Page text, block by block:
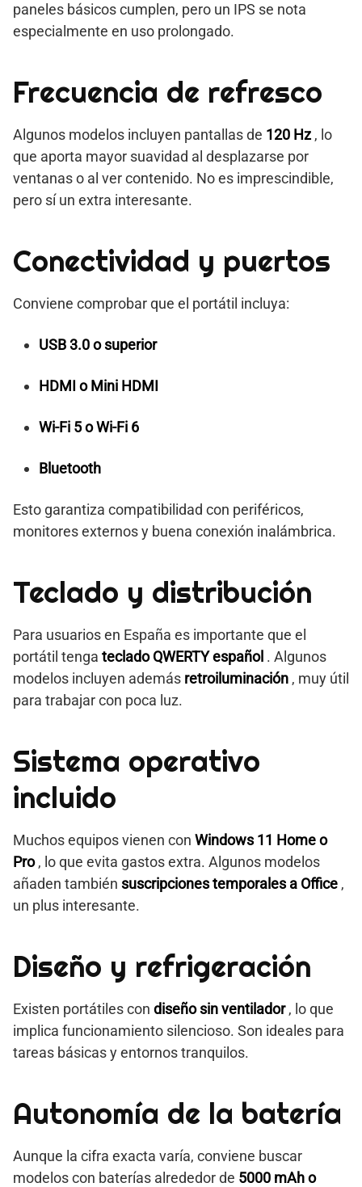
paneles básicos cumplen, pero un IPS se nota
especialmente en uso prolongado.
Frecuencia de refresco
Algunos modelos incluyen pantallas de 120 Hz , lo
que aporta mayor suavidad al desplazarse por
ventanas o al ver contenido. No es imprescindible,
pero sí un extra interesante.
Conectividad y puertos
Conviene comprobar que el portátil incluya:
USB 3.0 o superior
HDMI o Mini HDMI
Wi-Fi 5 o Wi-Fi 6
Bluetooth
Esto garantiza compatibilidad con periféricos,
monitores externos y buena conexión inalámbrica.
Teclado y distribución
Para usuarios en España es importante que el
portátil tenga teclado QWERTY español . Algunos
modelos incluyen además retroiluminación , muy útil
para trabajar con poca luz.
Sistema operativo
incluido
Muchos equipos vienen con Windows 11 Home o
Pro, lo que evita gastos extra. Algunos modelos
añaden también suscripciones temporales a Office ,
un plus interesante.
Diseño y refrigeración
Existen portátiles con diseño sin ventilador, lo que
implica funcionamiento silencioso. Son ideales para
tareas básicas y entornos tranquilos.
Autonomía de la batería
Aunque la cifra exacta varía, conviene buscar
modelos con baterías alrededor de 5000 mAh o